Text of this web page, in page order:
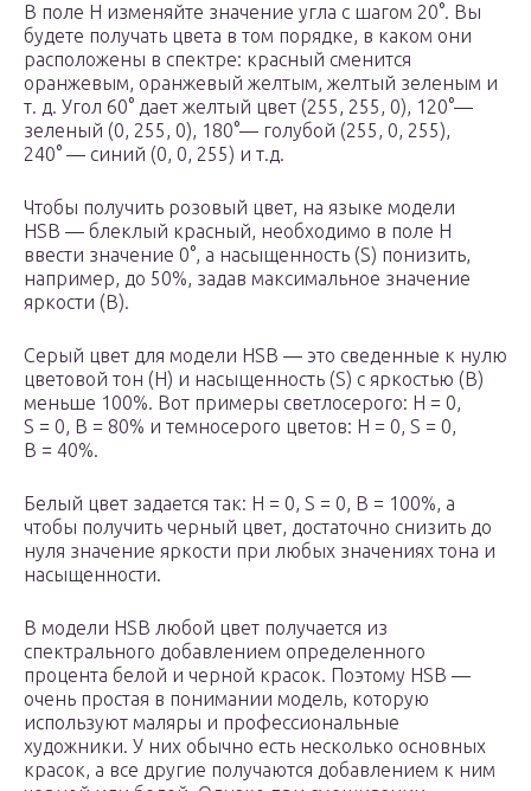
В поле H изменяйте значение угла с шагом 20°. Вы
будете получать цвета в том порядке, в каком они
расположены в спектре: красный сменится
оранжевым, оранжевый желтым, желтый зеленым и
т. д. Угол 60° дает желтый цвет (255, 255, 0), 120°—
зеленый (0, 255, 0), 180°— голубой (255, 0, 255),
240° — синий (0, 0, 255) и т.д.
Чтобы получить розовый цвет, на языке модели
HSB — блеклый красный, необходимо в поле H
ввести значение 0°, а насыщенность (S) понизить,
например, до 50%, задав максимальное значение
яркости (B).
Серый цвет для модели HSB — это сведенные к нулю
цветовой тон (H) и насыщенность (S) с яркостью (B)
меньше 100%. Вот примеры светло­серого: H = 0,
S = 0, B = 80% и темно­серого цветов: H = 0, S = 0,
B = 40%.
Белый цвет задается так: H = 0, S = 0, B = 100%, а
чтобы получить черный цвет, достаточно снизить до
нуля значение яркости при любых значениях тона и
насыщенности.
В модели HSB любой цвет получается из
спектрального добавлением определенного
процента белой и черной красок. Поэтому HSB —
очень простая в понимании модель, которую
используют маляры и профессиональные
художники. У них обычно есть несколько основных
красок, а все другие получаются добавлением к ним